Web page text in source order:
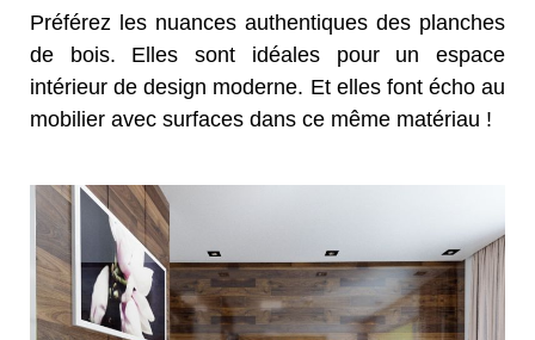
Préférez les nuances authentiques des planches
de bois. Elles sont idéales pour un espace
intérieur de design moderne. Et elles font écho au
mobilier avec surfaces dans ce même matériau !